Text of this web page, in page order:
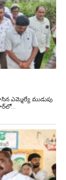
ముడుపు
అనిల్ జాదవ్ బరంపూర్‌లో...